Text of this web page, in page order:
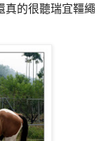
真的很聽瑞宜韁繩